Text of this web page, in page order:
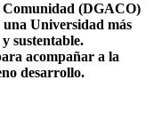
Comunidad (DGACO)
Universidad más
sustentable.
acompañar a la
desarrollo.